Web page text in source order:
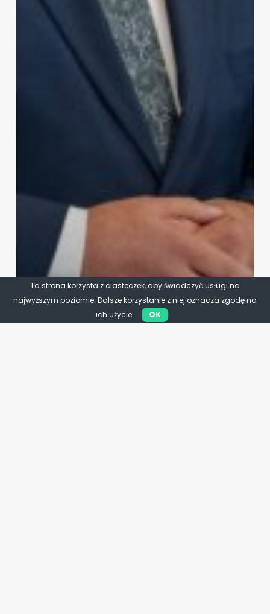
Ta strona korzysta z ciasteczek, aby świadczyć usługi na
najwyższym poziomie. Dalsze korzystanie z niej oznacza zgodę na
ich użycie.
OK